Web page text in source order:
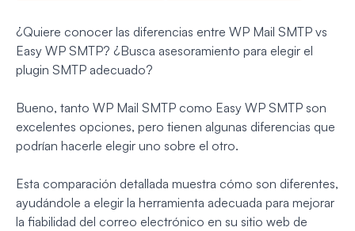
¿Quiere conocer las diferencias entre WP Mail SMTP vs
Easy WP SMTP? ¿Busca asesoramiento para elegir el
plugin SMTP adecuado?
Bueno, tanto WP Mail SMTP como Easy WP SMTP son
excelentes opciones, pero tienen algunas diferencias que
podrían hacerle elegir uno sobre el otro.
Esta comparación detallada muestra cómo son diferentes,
ayudándole a elegir la herramienta adecuada para mejorar
la fiabilidad del correo electrónico en su sitio web de